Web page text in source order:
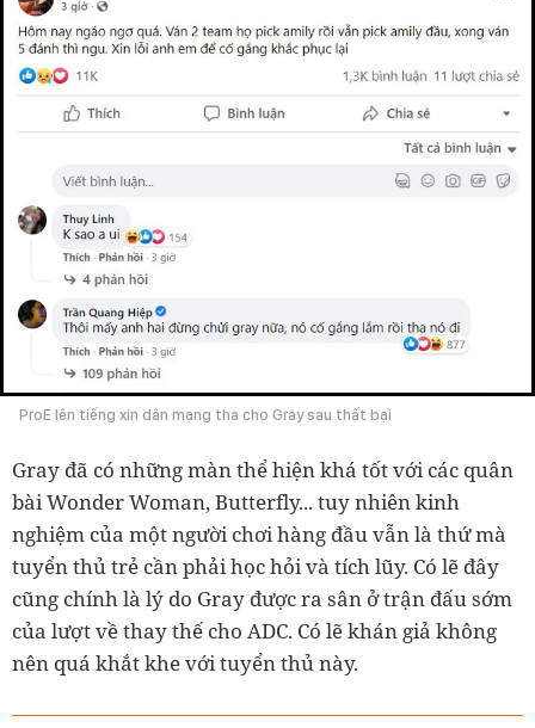
ProE lên tiếng xin dân mạng tha cho Gray sau thất bại
Gray đã có những màn thể hiện khá tốt với các quân
bài Wonder Woman, Butterfly... tuy nhiên kinh
nghiệm của một người chơi hàng đầu vẫn là thứ mà
tuyển thủ trẻ cần phải học hỏi và tích lũy. Có lẽ đây
cũng chính là lý do Gray được ra sân ở trận đấu sớm
của lượt về thay thế cho ADC. Có lẽ khán giả không
nên quá khắt khe với tuyển thủ này.